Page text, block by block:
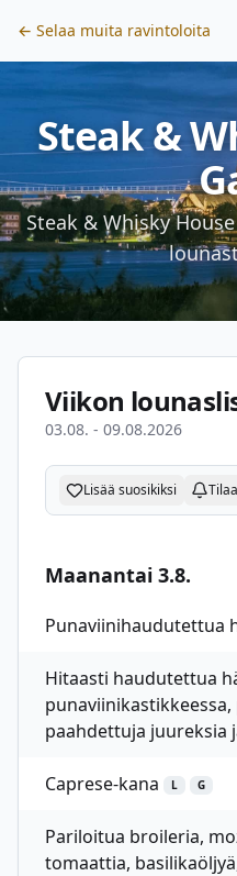
← Selaa muita ravintoloita
Steak &
Steak & Whisky
Viikon
03.08. - 09.08.2026
Lisää suosikiksi
Maanantai 3.8.
Punaviinihaudutettua
Hitaasti haudutettua
paahdettuja juureksia
Caprese-kana L G
Pariloitua broileria,
tomaattia,